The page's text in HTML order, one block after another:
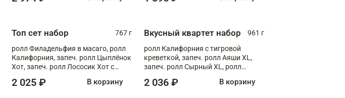
Топ сет набор
767 г
ролл Филадельфия в масаго, ролл
Калифорния, запеч. ролл Цыплёнок
Хот, запеч. ролл Лососик Хот с
2 025 ₽ В корзину
Вкусный квартет набор
961 г
ролл Калифорния с тигровой
креветкой, запеч. ролл Аяши XL,
запеч. ролл Сырный XL, ролл
2 036 ₽ В корзину